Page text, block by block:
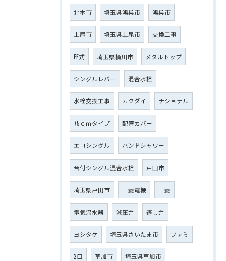
北本市 埼玉県鴻巣市 鴻巣市
上尾市 埼玉県上尾市 交換工事
FF式 埼玉県桶川市 メタルトップ
シングルレバー 混合水栓
水栓交換工事 カクダイ ナショナル
75ｃｍタイプ 配管カバー
エコシングル ハンドシャワー
台付シングル混合水栓 戸田市
埼玉県戸田市 三菱電機 三菱
電気温水器 減圧弁 逃し弁
ヨシタケ 埼玉県さいたま市 ファミ
2口 草加市 埼玉県草加市